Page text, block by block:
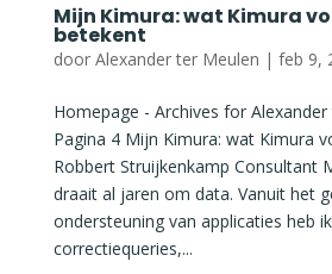
Mijn Kimura: wat Kimura
betekent
door Alexander ter Meulen | feb 9,
Homepage - Archives for
Pagina 4 Mijn Kimura: wat Kimura
Robbert Struijkenkamp Consultant
draait al jaren om data. Vanuit het
ondersteuning van applicaties heb
correctiequeries,...